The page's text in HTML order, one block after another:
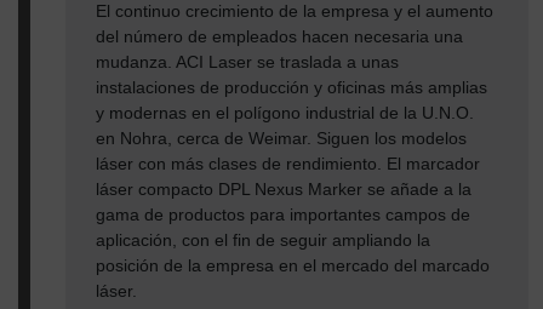
El continuo crecimiento de la empresa y el aumento
del número de empleados hacen necesaria una
mudanza. ACI Laser se traslada a unas
instalaciones de producción y oficinas más amplias
y modernas en el polígono industrial de la U.N.O.
en Nohra, cerca de Weimar. Siguen los modelos
láser con más clases de rendimiento. El marcador
láser compacto DPL Nexus Marker se añade a la
gama de productos para importantes campos de
aplicación, con el fin de seguir ampliando la
posición de la empresa en el mercado del marcado
láser.